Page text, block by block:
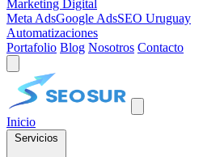
Marketing Digital
Meta AdsGoogle AdsSEO Uruguay
Automatizaciones
Portafolio Blog Nosotros Contacto
Inicio